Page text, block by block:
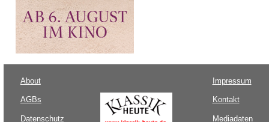
About
AGBs
Datenschutz
Impressum
Kontakt
Mediadaten